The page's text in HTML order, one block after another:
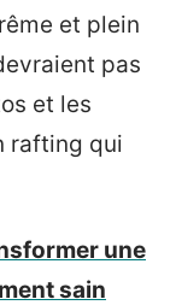
et plein
pas
et les
rafting qui
une
sain